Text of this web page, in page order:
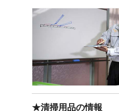
★清掃用品の情報